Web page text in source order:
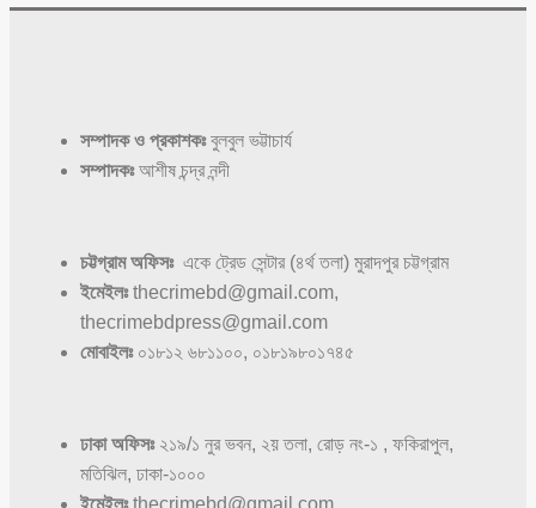
সম্পাদক ও প্রকাশকঃবুলবুল ভট্টাচার্য
সম্পাদকঃআশীষ চন্দ্র নন্দী
চট্টগ্রাম অফিসঃএকে ট্রেড সেন্টার (৪র্থ তলা) মুরাদপুর চট্টগ্রাম
ইমেইলঃthecrimebd@gmail.com,
thecrimebdpress@gmail.com
মোবাইলঃ০১৮১২ ৬৮১১০০, ০১৮১৯৮০১৭৪৫
ঢাকা অফিসঃ২১৯/১ নুর ভবন, ২য় তলা, রোড় নং-১ , ফকিরাপুল,
মতিঝিল, ঢাকা-১০০০